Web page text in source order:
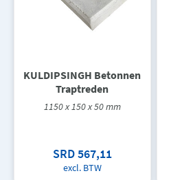
KULDIPSINGH Betonnen
Traptreden
1150 x 150 x 50 mm
SRD 567,11
excl. BTW